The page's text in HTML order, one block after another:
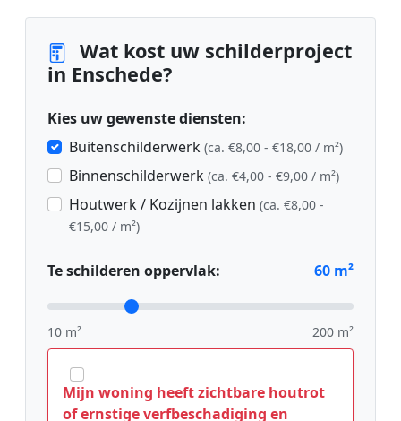
Wat kost uw schilderproject
in Enschede?
Kies uw gewenste diensten:
Buitenschilderwerk (ca. €8,00 - €18,00 / m²)
Binnenschilderwerk (ca. €4,00 - €9,00 / m²)
Houtwerk / Kozijnen lakken (ca. €8,00 -
€15,00 / m²)
Te schilderen oppervlak: 60 m²
10 m² 200 m²
Mijn woning heeft zichtbare houtrot
of ernstige verfbeschadiging en